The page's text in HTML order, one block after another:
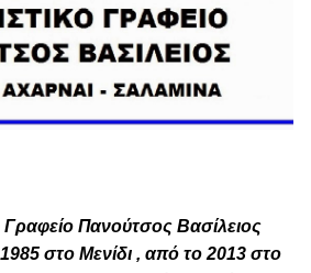
Γραφείο Πανούτσος Βασίλειος
στο Μενίδι , από το 2013 στο